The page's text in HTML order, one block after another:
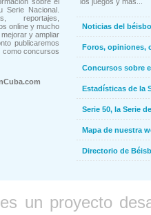
Serie Nacional.
reportajes,
online y mucho
y ampliar
publicaremos
concursos
Noticias del
Foros, opiniones,
Concursos sobre
Estadísticas de la
Serie 50, la Serie
Mapa de nuestra
Directorio de
un proyecto